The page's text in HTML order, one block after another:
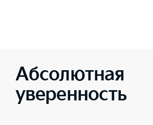
Абсолютная
уверенность